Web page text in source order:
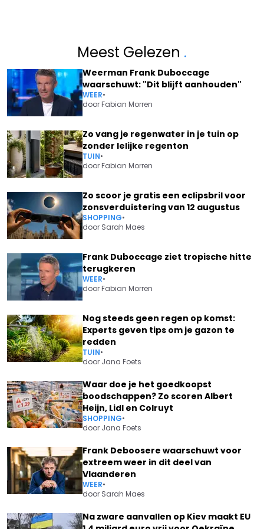
Meest Gelezen .
Weerman Frank Duboccage
waarschuwt: "Dit blijft aanhouden"
WEER•
doorFabian Morren
Zo vang je regenwater in je tuin op
zonder lelijke regenton
TUIN•
doorFabian Morren
Zo scoor je gratis een eclipsbril voor
zonsverduistering van 12 augustus
SHOPPING•
door Sarah Maes
Frank Duboccage ziet tropische hitte
terugkeren
WEER•
doorFabian Morren
Nog steeds geen regen op komst:
Experts geven tips om je gazon te
redden
TUIN•
door Jana Foets
Waar doe je het goedkoopst
boodschappen? Zo scoren Albert
Heijn, Lidl en Colruyt
SHOPPING•
door Jana Foets
Frank Deboosere waarschuwt voor
extreem weer in dit deel van
Vlaanderen
WEER•
door Sarah Maes
Na zware aanvallen op Kiev maakt EU